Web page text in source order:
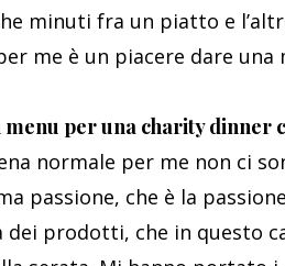
minuti fra un piatto e
me è un piacere dare
menu per una charity dinner
normale per me non ci
passione, che è la
dei prodotti, che in questo